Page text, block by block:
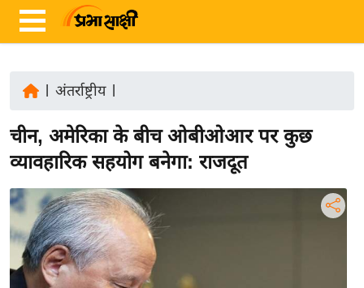
ज़ा
ख
र
रा
ष्ट्री
य
अंतर्राष्ट्रीय|
चीन, अमेरिका के बीच ओबीओआर पर कुछ
व्यावहारिक सहयोग बनेगा: राजदूत